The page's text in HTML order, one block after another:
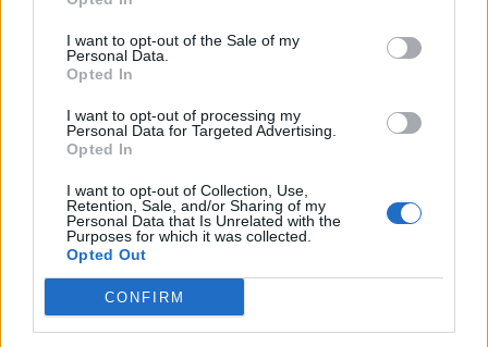
I want to opt-out of the Sale of my
Personal Data.
Opted In
I want to opt-out of processing my
Personal Data for Targeted Advertising.
Opted In
I want to opt-out of Collection, Use,
Retention, Sale, and/or Sharing of my
Personal Data that Is Unrelated with the
Purposes for which it was collected.
Opted Out
CONFIRM
ΤΕΛΕΥΤΑΊΑ ΝΈΑ
σηκώθηκαν εναέρια